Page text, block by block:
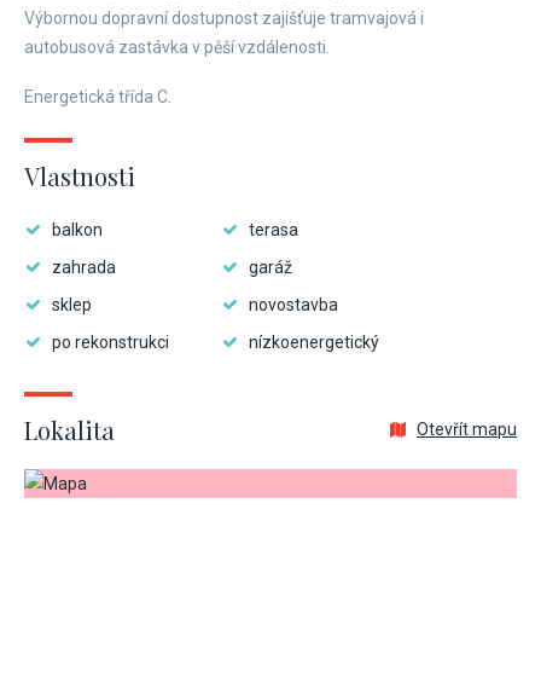
Výbornou dopravní dostupnost zajišťuje tramvajová i
autobusová zastávka v pěší vzdálenosti.
Energetická třída C.
Vlastnosti
balkon
terasa
zahrada
garáž
sklep
novostavba
po rekonstrukci
nízkoenergetický
Lokalita Otevřít mapu